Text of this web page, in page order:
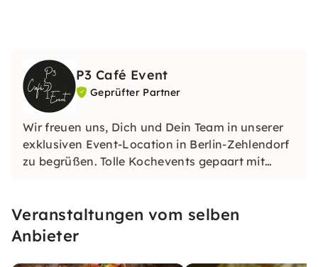
P3 Café Event
Geprüfter Partner
Wir freuen uns, Dich und Dein Team in unserer
exklusiven Event-Location in Berlin-Zehlendorf
zu begrüßen. Tolle Kochevents gepaart mit
Veranstaltungen vom selben
Anbieter